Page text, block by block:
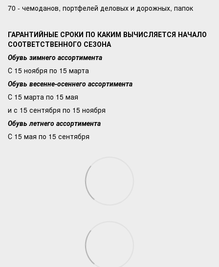
70 - чемоданов, портфелей деловых и дорожных, папок
ГАРАНТИЙНЫЕ СРОКИ ПО КАКИМ ВЫЧИСЛЯЕТСЯ НАЧАЛО
СООТВЕТСТВЕННОГО СЕЗОНА
Обувь зимнего ассортимента
С 15 ноября по 15 марта
Обувь весенне-осеннего ассортимента
С 15 марта по 15 мая
и с 15 сентября по 15 ноября
Обувь летнего ассортимента
С 15 мая по 15 сентября